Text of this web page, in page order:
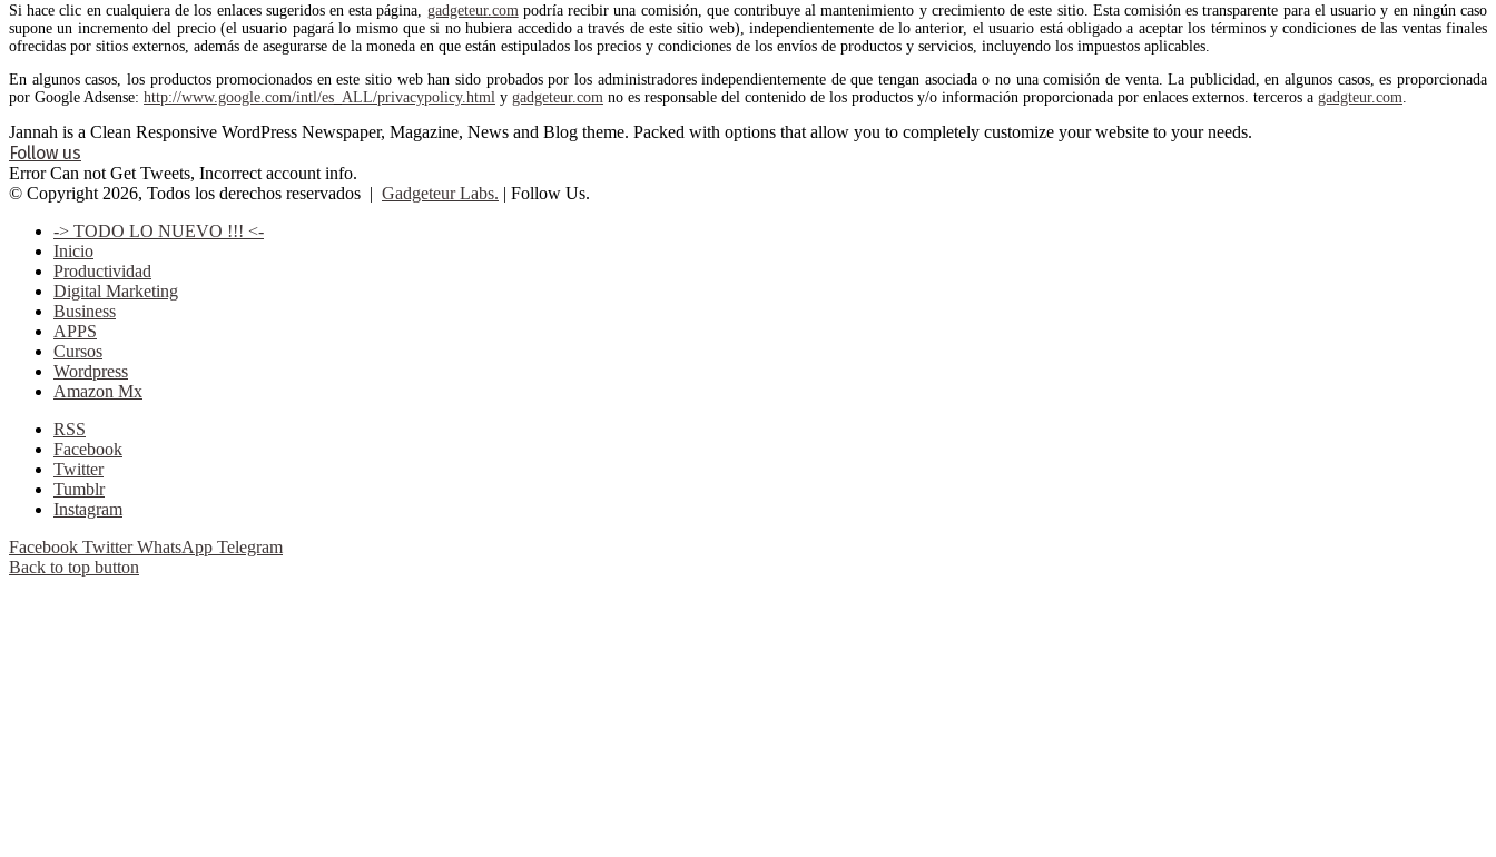
Si hace clic en cualquiera de los enlaces sugeridos en esta página, gadgeteur.compodría recibir una comisión, que contribuye al mantenimiento y crecimiento de este sitio. Esta comisión es transparente para el usuario y en ningún caso
supone un incremento del precio (el usuario pagará lo mismo que si no hubiera accedido a través de este sitio web), independientemente de lo anterior, el usuario está obligado a aceptar los términos y condiciones de las ventas finales
ofrecidas por sitios externos, además de asegurarse de la moneda en que están estipulados los precios y condiciones de los envíos de productos y servicios, incluyendo los impuestos aplicables.
En algunos casos, los productos promocionados en este sitio web han sido probados por los administradores independientemente de que tengan asociada o no una comisión de venta. La publicidad, en algunos casos, es proporcionada
por Google Adsense: http://www.google.com/intl/es_ALL/privacypolicy.html y gadgeteur.com no es responsable del contenido de los productos y/o información proporcionada por enlaces externos. terceros a gadgteur.com.
Jannah is a Clean Responsive WordPress Newspaper, Magazine, News and Blog theme. Packed with options that allow you to completely customize your website to your needs.
Follow us
Error Can not Get Tweets, Incorrect account info.
© Copyright 2026, Todos los derechos reservados | Gadgeteur Labs. | Follow Us.
-> TODO LO NUEVO !!! <-
Inicio
Productividad
Digital Marketing
Business
APPS
Cursos
Wordpress
Amazon Mx
RSS
Facebook
Twitter
Tumblr
Instagram
Facebook Twitter WhatsApp Telegram
Back to top button